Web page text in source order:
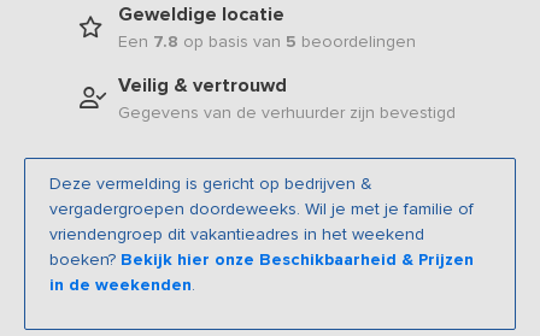
Geweldige locatie
Een 7.8 op basis van 5 beoordelingen
Veilig & vertrouwd
Gegevens van de verhuurder zijn bevestigd
Deze vermelding is gericht op bedrijven &
vergadergroepen doordeweeks. Wil je met je familie of
vriendengroep dit vakantieadres in het weekend
boeken? Bekijk hier onze Beschikbaarheid & Prijzen
in de weekenden.